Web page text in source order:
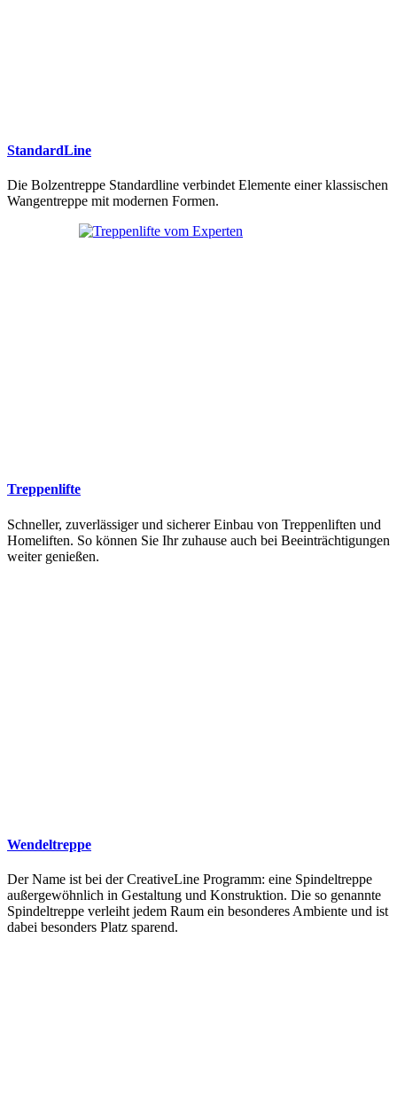
StandardLine
Die Bolzentreppe Standardline verbindet Elemente einer klassischen
Wangentreppe mit modernen Formen.
Treppenlifte
Schneller, zuverlässiger und sicherer Einbau von Treppenliften und
Homeliften. So können Sie Ihr zuhause auch bei Beeinträchtigungen
weiter genießen.
Wendeltreppe
Der Name ist bei der CreativeLine Programm: eine Spindeltreppe
außergewöhnlich in Gestaltung und Konstruktion. Die so genannte
Spindeltreppe verleiht jedem Raum ein besonderes Ambiente und ist
dabei besonders Platz sparend.